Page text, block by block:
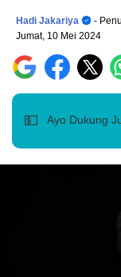
Hadi Jakariya
-
Jumat, 10 Mei 2024
💵 Ayo Dukung